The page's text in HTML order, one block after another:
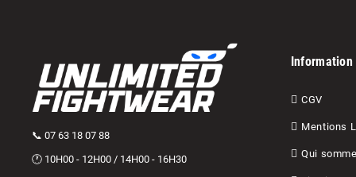
📞 07 63 18 07 88
🕐 10H00 - 12H00 / 14H00 - 16H30
Information
CGV
Mentions
Qui